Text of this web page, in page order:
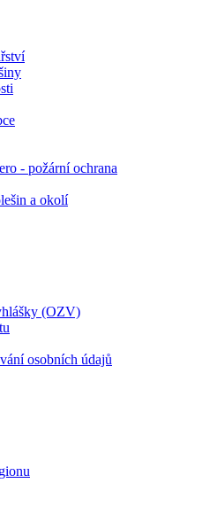
- požární ochrana
a okolí
(OZV)
osobních údajů